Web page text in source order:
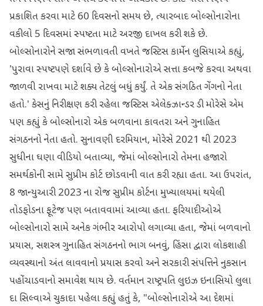
પ્રકાશિત કરવા માટે 60 દિવસનો સમય છે, ત્યારબાદ બોલ્સોનારોના
વકીલો 5 દિવસમાં સ્પષ્ટતા માટે અરજી દાખલ કરી શકે છે.
બોલ્સોનારોને સજા સંભળાવતી વખતે જસ્ટિસ કાર્મેન લુસિયાએ કહ્યું,
'પુરાવા સ્પષ્ટપણે દર્શાવે છે કે બોલ્સોનારોએ સત્તા કબજે કરવા અથવા
જાળવી રાખવા માટે શક્ય તેટલું બધું કર્યું. તે એક સંગઠિત ગેંગનો નેતા
હતો.' કેસનું નિરીક્ષણ કરી રહેલા જસ્ટિસ એલેક્ઝાન્ડર ડી મોરેસે એમ
પણ કહ્યું કે બોલ્સોનારો એક બળવાના કાવતરા અને ગુનાહિત
સંગઠનનો નેતા હતો. સુનાવણી દરમિયાન, મોરેસે 2021 થી 2023
સુધીના ઘણા વીડિયો બતાવ્યા, જેમાં બોલ્સોનારો તેમના હજારો
સમર્થકોની સામે સુપ્રીમ કોર્ટ છોડવાની વાત કરી રહ્યા હતા. આ ઉપરાંત,
8 જાન્યુઆરી 2023 ના રોજ સુપ્રીમ કોર્ટના મુખ્યાલયમાં થયેલી
તોડફોડના ફૂટેજ પણ બતાવવામાં આવ્યા હતા. ફરિયાદીઓએ
બોલ્સોનારો સામે અનેક ગંભીર આરોપો લગાવ્યા હતા, જેમાં બળવાનો
પ્રયાસ, સશસ્ત્ર ગુનાહિત સંગઠનનો ભાગ બનવું, હિંસા દ્વારા લોકશાહી
વ્યવસ્થાનો અંત લાવવાનો પ્રયાસ કરવો અને સરકારી સંપત્તિને નુકસાન
પહોંચાડવાનો સમાવેશ થાય છે. વર્તમાન રાષ્ટ્રપતિ લુઇઝ ઇનાસિયો લુલા
દા સિલ્વાએ ચુકાદા પહેલા કહ્યું હતું કે, "બોલ્સોનારોએ આ દેશમાં